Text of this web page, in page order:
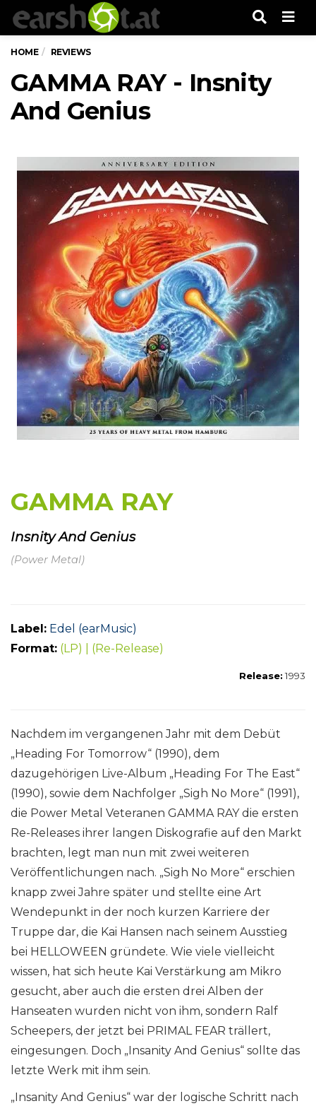
HOME REVIEWS
GAMMA RAY - Insnity
And Genius
GAMMA RAY
Insnity And Genius
(Power Metal)
Label: Edel (earMusic)
Format: (LP) | (Re-Release)
Release:1993
Nachdem im vergangenen Jahr mit dem Debüt
„Heading For Tomorrow“ (1990), dem
dazugehörigen Live-Album „Heading For The East“
(1990), sowie dem Nachfolger „Sigh No More“ (1991),
die Power Metal Veteranen GAMMA RAY die ersten
Re-Releases ihrer langen Diskografie auf den Markt
brachten, legt man nun mit zwei weiteren
Veröffentlichungen nach. „Sigh No More“ erschien
knapp zwei Jahre später und stellte eine Art
Wendepunkt in der noch kurzen Karriere der
Truppe dar, die Kai Hansen nach seinem Ausstieg
bei HELLOWEEN gründete. Wie viele vielleicht
wissen, hat sich heute Kai Verstärkung am Mikro
gesucht, aber auch die ersten drei Alben der
Hanseaten wurden nicht von ihm, sondern Ralf
Scheepers, der jetzt bei PRIMAL FEAR trällert,
eingesungen. Doch „Insanity And Genius“ sollte das
letzte Werk mit ihm sein.
„Insanity And Genius“ war der logische Schritt nach